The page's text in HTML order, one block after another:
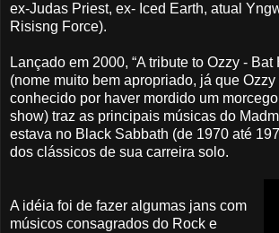
ex-Judas Priest, ex- Iced Earth, atual
Risisng Force).
Lançado em 2000, “A tribute to Ozzy - Bat
(nome muito bem apropriado, já que
conhecido por haver mordido um
show) traz as principais músicas do
estava no Black Sabbath (de 1970 até
dos clássicos de sua carreira solo.
A idéia foi de fazer algumas jans com
músicos consagrados do Rock e